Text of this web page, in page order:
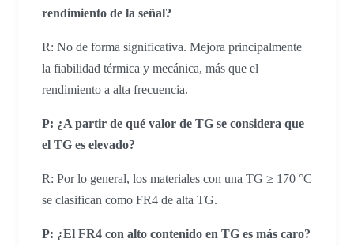
rendimiento de la señal?
R: No de forma significativa. Mejora principalmente
la fiabilidad térmica y mecánica, más que el
rendimiento a alta frecuencia.
P: ¿A partir de qué valor de TG se considera que
el TG es elevado?
R: Por lo general, los materiales con una TG ≥ 170 °C
se clasifican como FR4 de alta TG.
P: ¿El FR4 con alto contenido en TG es más caro?